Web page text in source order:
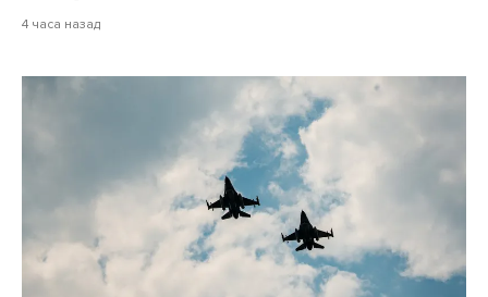
4 часа назад